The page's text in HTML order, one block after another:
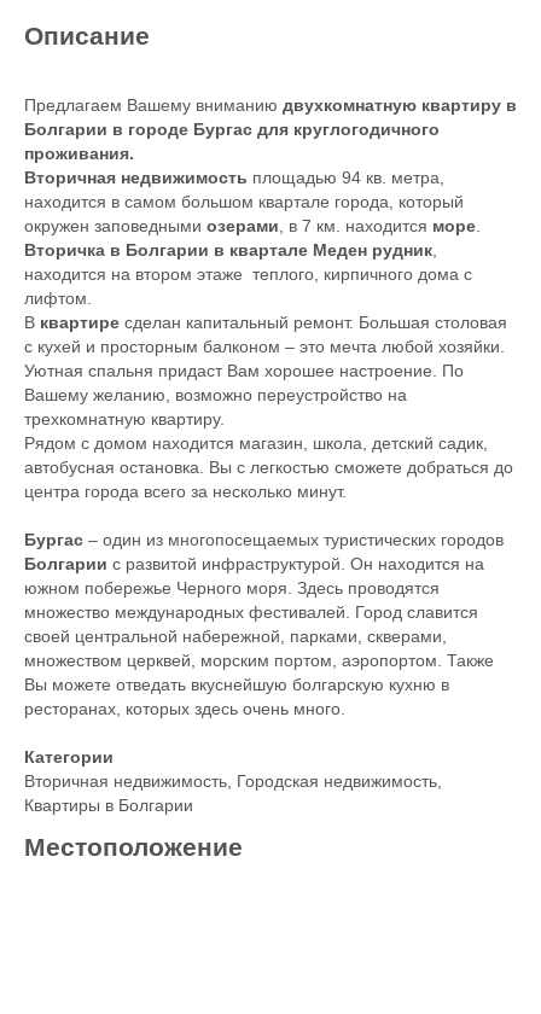
Описание
Предлагаем Вашему вниманию двухкомнатную квартиру в
Болгарии в городе Бургас для круглогодичного
проживания.
Вторичная недвижимость площадью 94 кв. метра,
находится в самом большом квартале города, который
окружен заповедными озерами, в 7 км. находится море.
Вторичка в Болгарии в квартале Меден рудник,
находится на втором этаже теплого, кирпичного дома с
лифтом.
В квартире сделан капитальный ремонт. Большая столовая
с кухей и просторным балконом – это мечта любой хозяйки.
Уютная спальня придаст Вам хорошее настроение. По
Вашему желанию, возможно переустройство на
трехкомнатную квартиру.
Рядом с домом находится магазин, школа, детский садик,
автобусная остановка. Вы с легкостью сможете добраться до
центра города всего за несколько минут.
Бургас – один из многопосещаемых туристических городов
Болгарии с развитой инфраструктурой. Он находится на
южном побережье Черного моря. Здесь проводятся
множество международных фестивалей. Город славится
своей центральной набережной, парками, скверами,
множеством церквей, морским портом, аэропортом. Также
Вы можете отведать вкуснейшую болгарскую кухню в
ресторанах, которых здесь очень много.
Категории
Вторичная недвижимость, Городская недвижимость,
Квартиры в Болгарии
Местоположение